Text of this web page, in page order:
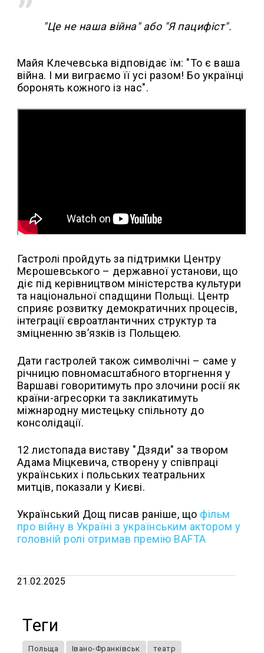
"Це не наша війна" або "Я пацифіст".
Майя Клечевська відповідає їм: "То є ваша
війна. І ми виграємо її усі разом! Бо українці
боронять кожного із нас".
Гастролі пройдуть за підтримки Центру
Мєрошевського – державної установи, що
діє під керівництвом міністерства культури
та національної спадщини Польщі. Центр
сприяє розвитку демократичних процесів,
інтеграції євроатлантичних структур та
зміцненню зв’язків із Польщею.
Дати гастролей також символічні – саме у
річницю повномасштабного вторгнення у
Варшаві говоритимуть про злочини росії як
країни-агресорки та закликатимуть
міжнародну мистецьку спільноту до
консолідації.
12 листопада виставу "Дзяди" за твором
Адама Міцкевича, створену у співпраці
українських і польських театральних
митців, показали у Києві.
Український Дощ писав раніше, що фільм
про війну в Україні з українським актором у
головній ролі отримав премію BAFTA
21.02.2025
Теги
Польща Івано-Франківськ театр